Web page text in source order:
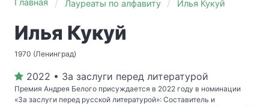
Главная Лауреаты по алфавиту Илья Кукуй
Илья Кукуй
1970 (Ленинград)
2022 • За заслуги перед литературой
Премия Андрея Белого присуждается в 2022 году в номинации
«За заслуги перед русской литературой»: Составитель и